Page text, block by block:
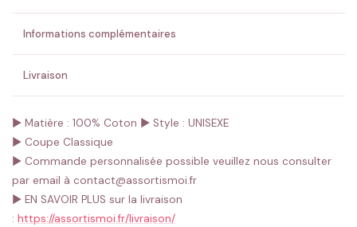
💚 Retour sous 24-48h🇫🇷 Flocage en France✅ Validation avant fabrication
Informations complémentaires
Livraison
► Matière : 100% Coton ► Style : UNISEXE
► Coupe Classique
► Commande personnalisée possible veuillez nous consulter
par email à contact@assortismoi.fr
► EN SAVOIR PLUS sur la livraison
: https://assortismoi.fr/livraison/